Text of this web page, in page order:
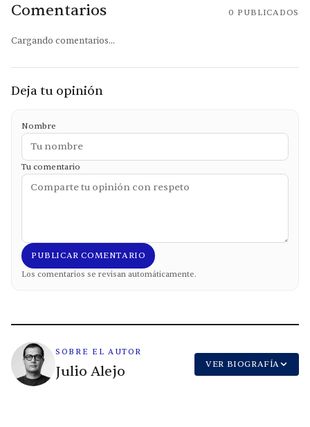
Comentarios 0 PUBLICADOS
Cargando comentarios...
Deja tu opinión
Nombre
Tu comentario
PUBLICAR COMENTARIO
Los comentarios se revisan automáticamente.
SOBRE EL AUTOR
Julio Alejo VER BIOGRAFÍA